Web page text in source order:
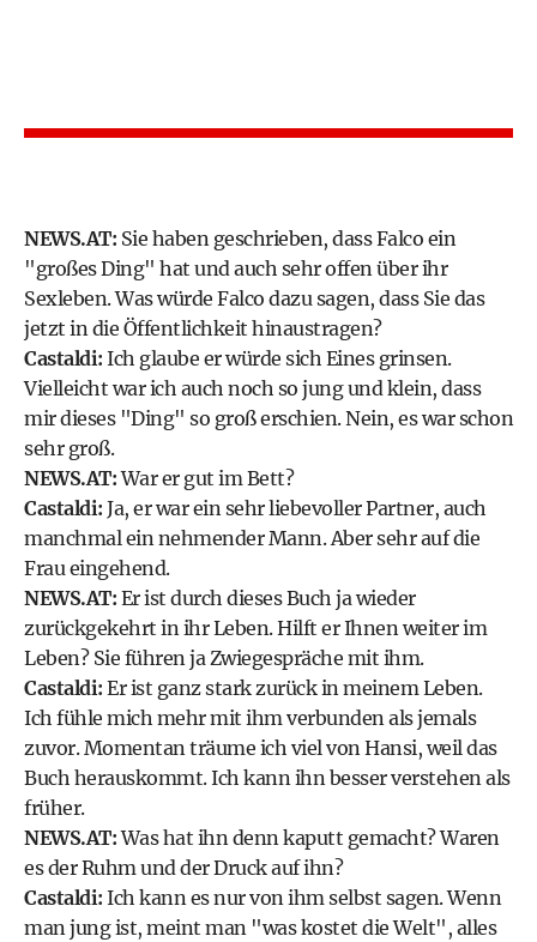
NEWS.AT: Sie haben geschrieben, dass Falco ein
"großes Ding" hat und auch sehr offen über ihr
Sexleben. Was würde Falco dazu sagen, dass Sie das
jetzt in die Öffentlichkeit hinaustragen?
Castaldi: Ich glaube er würde sich Eines grinsen.
Vielleicht war ich auch noch so jung und klein, dass
mir dieses "Ding" so groß erschien. Nein, es war schon
sehr groß.
NEWS.AT:War er gut im Bett?
Castaldi: Ja, er war ein sehr liebevoller Partner, auch
manchmal ein nehmender Mann. Aber sehr auf die
Frau eingehend.
NEWS.AT: Er ist durch dieses Buch ja wieder
zurückgekehrt in ihr Leben. Hilft er Ihnen weiter im
Leben? Sie führen ja Zwiegespräche mit ihm.
Castaldi: Er ist ganz stark zurück in meinem Leben.
Ich fühle mich mehr mit ihm verbunden als jemals
zuvor. Momentan träume ich viel von Hansi, weil das
Buch herauskommt. Ich kann ihn besser verstehen als
früher.
NEWS.AT:Was hat ihn denn kaputt gemacht? Waren
es der Ruhm und der Druck auf ihn?
Castaldi: Ich kann es nur von ihm selbst sagen. Wenn
man jung ist, meint man "was kostet die Welt", alles